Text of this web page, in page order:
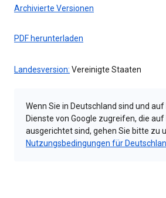
Archivierte Versionen
PDF herunterladen
Landesversion: Vereinigte Staaten
Wenn Sie in Deutschland sind und
Dienste von Google zugreifen, die
ausgerichtet sind, gehen Sie bitte zu
Nutzungsbedingungen für